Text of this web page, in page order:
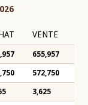
VENTE
655,957
572,750
3,625